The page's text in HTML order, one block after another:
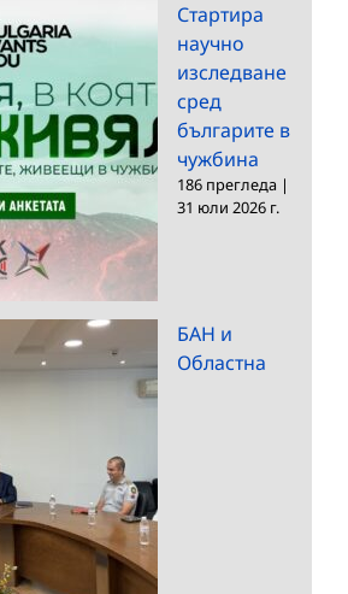
Стартира
научно
изследване
сред
българите в
чужбина
186 прегледа |
31 юли 2026 г.
БАН и
Областна